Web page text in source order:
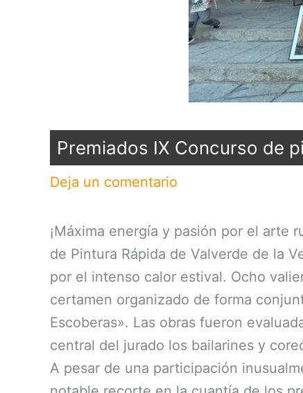
Premiados IX Concurso de
Deja un comentario
¡Máxima energía y pasión por el arte
de Pintura Rápida de Valverde de la
por el intenso calor estival. Ocho
certamen organizado de forma
Escoberas». Las obras fueron
central del jurado los bailarines y
A pesar de una participación